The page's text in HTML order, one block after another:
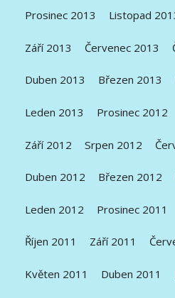
Prosinec 2013 Listopad
Září 2013 Červenec 2013
Duben 2013 Březen 2013
Leden 2013 Prosinec 2012
Září 2012 Srpen 2012
Duben 2012 Březen 2012
Leden 2012 Prosinec 2011
Říjen 2011 Září 2011
Květen 2011 Duben 2011